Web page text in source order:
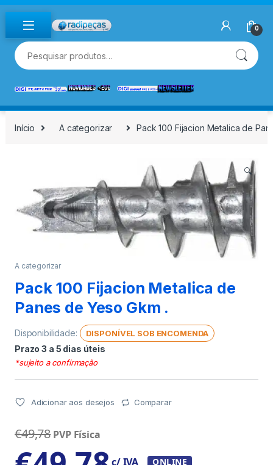
Skip to navigation
Skip to content
0
Pesquisar por:
Início A categorizar Pack 100 Fijacion Metalica de
🔍
A categorizar
Pack 100 Fijacion Metalica de
Panes de Yeso Gkm .
Disponibilidade: DISPONÍVEL SOB ENCOMENDA
Prazo 3 a 5 dias úteis
*sujeito a confirmação
Adicionar aos desejos Comparar
€49,78 PVP Física
c/ IVA ONLINE